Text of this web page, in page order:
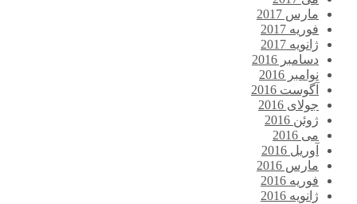
مارس 2017
فوریه 2017
ژانویه 2017
دسامبر 2016
نوامبر 2016
آگوست 2016
جولای 2016
ژوئن 2016
می 2016
آوریل 2016
مارس 2016
فوریه 2016
ژانویه 2016